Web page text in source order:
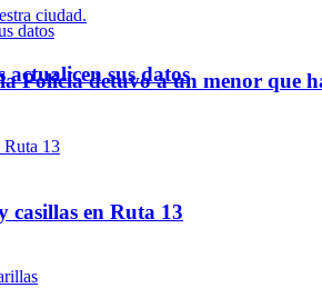
Policía detuvo a un menor que
casillas en Ruta 13
sus datos